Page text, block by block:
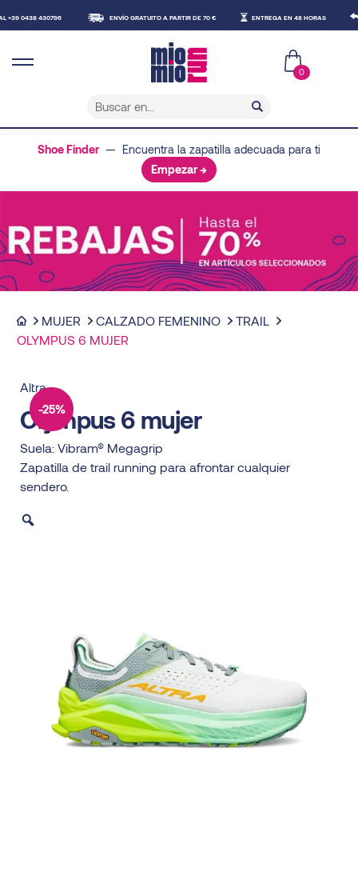
430796 ENVÍO GRATUITO A PARTIR DE 70 € ENTREGA EN 48 HORAS RESO
0
Shoe Finder — Encuentra la zapatilla adecuada para ti
Empezar →
MUJER CALZADO FEMENINO
TRAIL
OLYMPUS 6 MUJER
Altra
Olympus 6 mujer
Suela: Vibram® Megagrip
Zapatilla de trail running para afrontar cualquier
sendero.
-25%